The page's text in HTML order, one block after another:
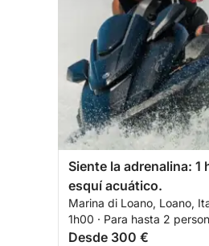
Siente la adrenalina: 1
esquí acuático.
Marina di Loano, Loano,
1h00 · Para hasta 2
Desde 300 €